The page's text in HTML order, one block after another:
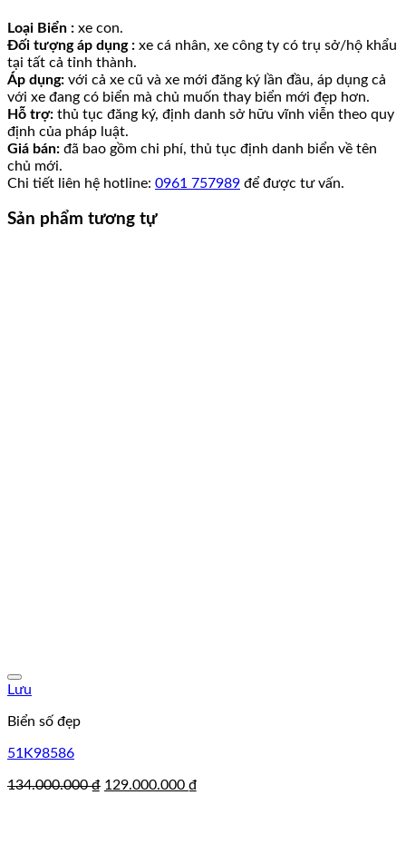
Loại Biển : xe con.
Đối tượng áp dụng : xe cá nhân, xe công ty có trụ sở/hộ khẩu
tại tất cả tỉnh thành.
Áp dụng: với cả xe cũ và xe mới đăng ký lần đầu, áp dụng cả
với xe đang có biển mà chủ muốn thay biển mới đẹp hơn.
Hỗ trợ: thủ tục đăng ký, định danh sở hữu vĩnh viễn theo quy
định của pháp luật.
Giá bán: đã bao gồm chi phí, thủ tục định danh biển về tên
chủ mới.
Chi tiết liên hệ hotline: 0961 757989 để được tư vấn.
Sản phẩm tương tự
Lưu
Biển số đẹp
51K98586
134.000.000₫ Giá
129.000.000 ₫